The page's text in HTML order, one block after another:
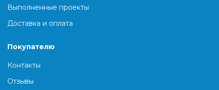
Выполненные проекты
Доставка и оплата
Покупателю
Контакты
Отзывы